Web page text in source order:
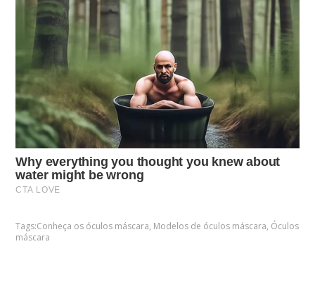
Tags:Conheça os óculos máscara, Modelos de óculos máscara, Óculos
máscara